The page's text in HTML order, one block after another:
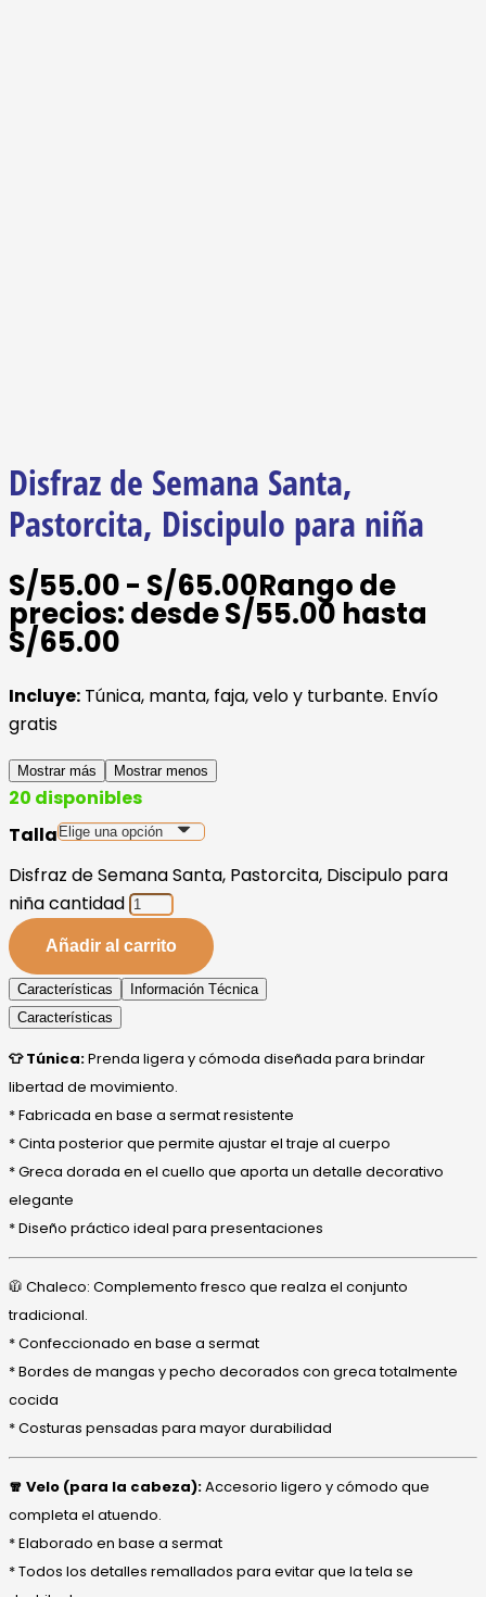
Disfraz de Semana Santa,
Pastorcita, Discipulo para niña
S/55.00- S/65.00Rango de
precios: desde S/55.00 hasta
S/65.00
Incluye: Túnica, manta, faja, velo y turbante. Envío
gratis
Mostrar más Mostrar menos
20 disponibles
Talla
Disfraz de Semana Santa, Pastorcita, Discipulo para
niña cantidad
Añadir al carrito
Características
Información Técnica
Características
👕 Túnica:Prenda ligera y cómoda diseñada para brindar
libertad de movimiento.
* Fabricada en base a sermat resistente
* Cinta posterior que permite ajustar el traje al cuerpo
* Greca dorada en el cuello que aporta un detalle decorativo
elegante
* Diseño práctico ideal para presentaciones
🧥 Chaleco: Complemento fresco que realza el conjunto
tradicional.
* Confeccionado en base a sermat
* Bordes de mangas y pecho decorados con greca totalmente
cocida
* Costuras pensadas para mayor durabilidad
🧣 Velo (para la cabeza):Accesorio ligero y cómodo que
completa el atuendo.
* Elaborado en base a sermat
* Todos los detalles remallados para evitar que la tela se